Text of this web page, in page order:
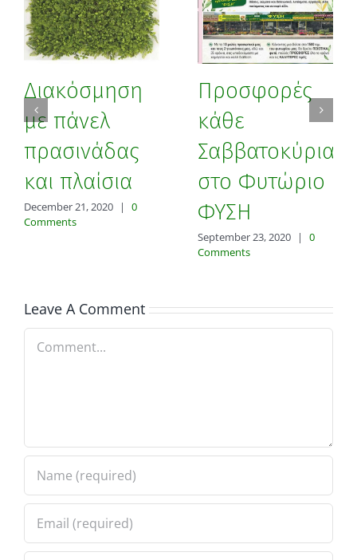
Διακόσμηση
με πάνελ
πρασινάδας
και πλαίσια
December 21, 2020 |
0
Comments
Προσφορές
κάθε
στο Φυτώριο
ΦΥΣΗ
September 23, 2020 |
0
Comments
Leave A Comment
Comment